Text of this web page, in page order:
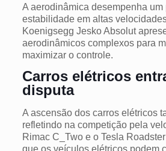
A aerodinâmica desempenha
estabilidade em altas
Koenigsegg Jesko Absolut
aerodinâmicos complexos para
maximizar o controle.
Carros elétricos
disputa
A ascensão dos carros elétricos
refletindo na competição pela
Rimac C_Two e o Tesla
que os veículos elétricos podem